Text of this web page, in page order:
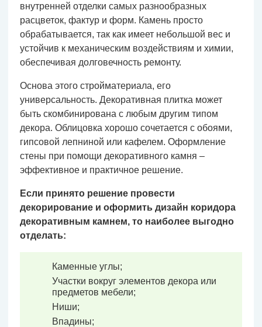
внутренней отделки самых разнообразных
расцветок, фактур и форм. Камень просто
обрабатывается, так как имеет небольшой вес и
устойчив к механическим воздействиям и химии,
обеспечивая долговечность ремонту.
Основа этого стройматериала, его
универсальность. Декоративная плитка может
быть скомбинирована с любым другим типом
декора. Облицовка хорошо сочетается с обоями,
гипсовой лепниной или кафелем. Оформление
стены при помощи декоративного камня –
эффективное и практичное решение.
Если принято решение провести
декорирование и оформить дизайн коридора
декоративным камнем, то наиболее выгодно
отделать:
Каменные углы;
Участки вокруг элементов декора или
предметов мебели;
Ниши;
Впадины;